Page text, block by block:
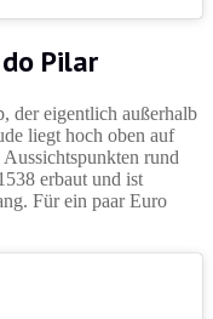
Pilar
der eigentlich außerhalb
liegt hoch oben auf
rund
erbaut und ist
Für ein paar Euro